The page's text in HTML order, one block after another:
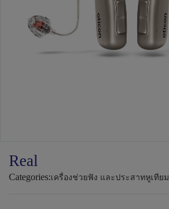
Real
Categories:เครื่องช่วยฟัง และประสาทหูเทียม